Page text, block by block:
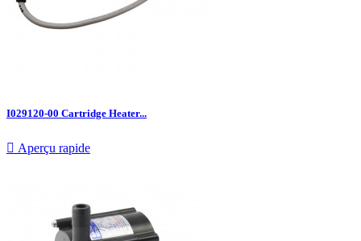
I029120-00 Cartridge Heater...
 Aperçu rapide